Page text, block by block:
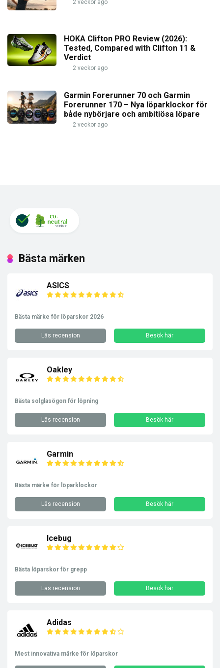
2 veckor ago
HOKA Clifton PRO Review (2026):
Tested, Compared with Clifton 11 &
Verdict
2 veckor ago
Garmin Forerunner 70 och Garmin
Forerunner 170 – Nya löparklockor för
både nybörjare och ambitiösa löpare
2 veckor ago
Bästa märken
ASICS
Bästa märke för löparskor 2026
Läs recension Besök här
Oakley
Bästa solglasögon för löpning
Läs recension Besök här
Garmin
Bästa märke för löparklockor
Läs recension Besök här
Icebug
Bästa löparskor för grepp
Läs recension Besök här
Adidas
Mest innovativa märke för löparskor